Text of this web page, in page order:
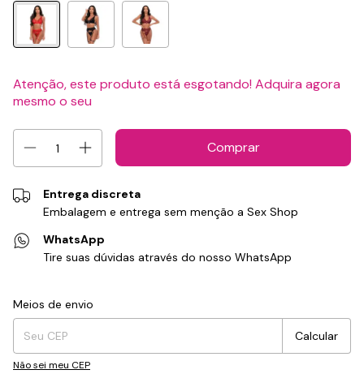
Atenção, este produto está esgotando! Adquira agora
mesmo o seu
Entrega discreta
Embalagem e entrega sem menção a Sex Shop
WhatsApp
Tire suas dúvidas através do nosso WhatsApp
Entregas para o CEP:
Meios de envio
Calcular
Não sei meu CEP